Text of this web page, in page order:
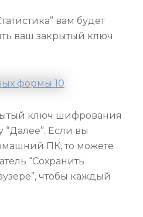
вам будет
ваш закрытый ключ
ключ шифрования
Если вы
ПК, то можете
“Сохранить
чтобы каждый